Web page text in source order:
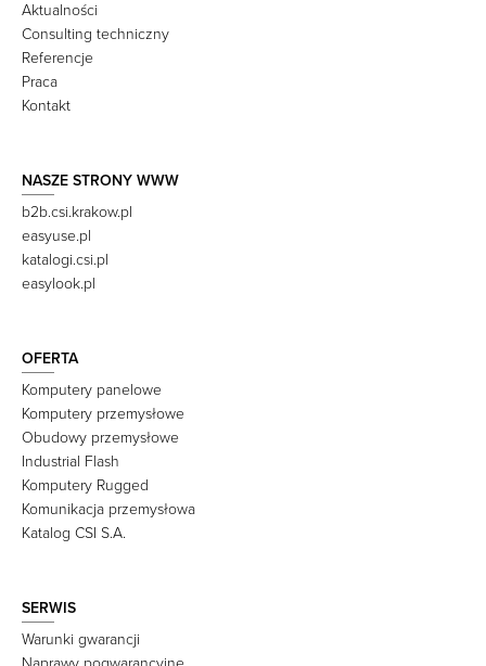
Aktualności
Consulting techniczny
Referencje
Praca
Kontakt
NASZE STRONY WWW
b2b.csi.krakow.pl
easyuse.pl
katalogi.csi.pl
easylook.pl
OFERTA
Komputery panelowe
Komputery przemysłowe
Obudowy przemysłowe
Industrial Flash
Komputery Rugged
Komunikacja przemysłowa
Katalog CSI S.A.
SERWIS
Warunki gwarancji